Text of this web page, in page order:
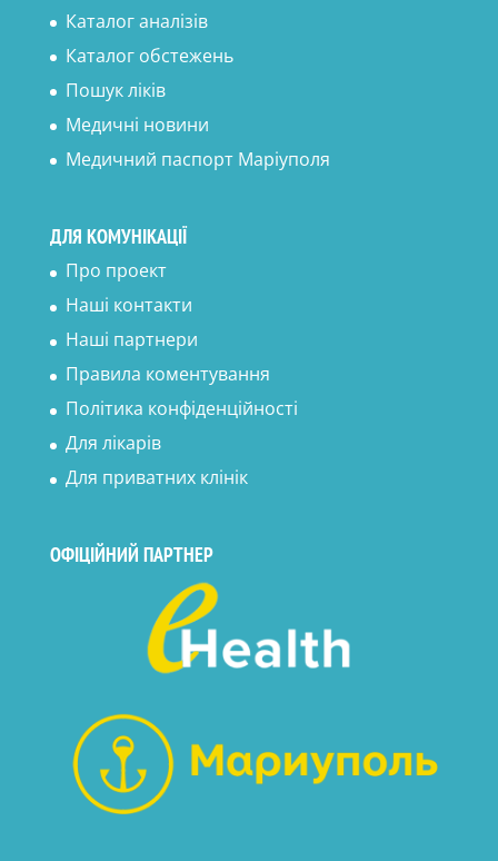
Каталог аналізів
Каталог обстежень
Пошук ліків
Медичні новини
Медичний паспорт Маріуполя
ДЛЯ КОМУНІКАЦІЇ
Про проект
Наші контакти
Наші партнери
Правила коментування
Політика конфіденційності
Для лікарів
Для приватних клінік
ОФІЦІЙНИЙ ПАРТНЕР